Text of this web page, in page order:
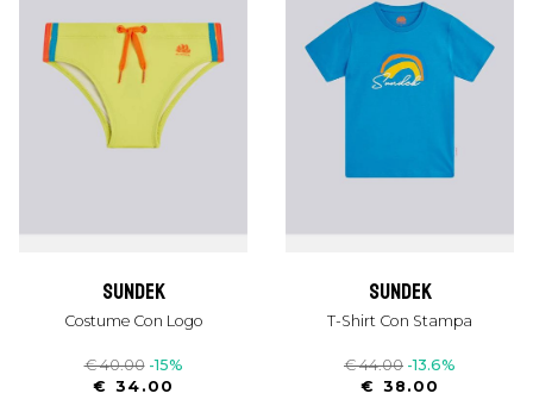
sundek
Costume Con Logo
€ 40.00 -15%
€ 34.00
sundek
T-Shirt Con Stampa
€ 44.00 -13.6%
€ 38.00